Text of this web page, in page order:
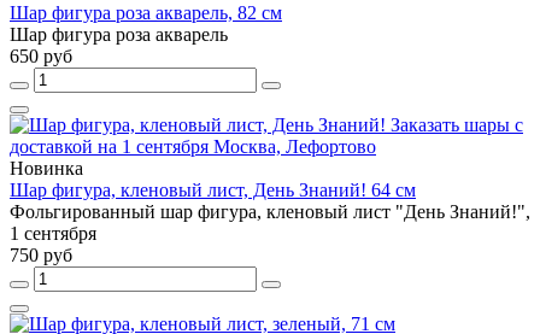
Шар фигура роза акварель, 82 см
Шар фигура роза акварель
650 руб
Новинка
Шар фигура, кленовый лист, День Знаний! 64 см
Фольгированный шар фигура, кленовый лист "День Знаний!",
1 сентября
750 руб